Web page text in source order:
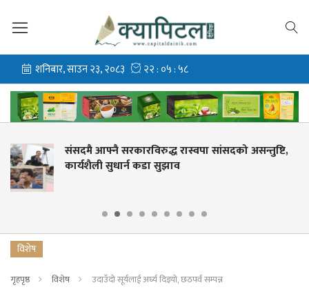
रास्वपा सांसदको असन्तुष्टि,
सुझाव
संसदमा हर्कराज
विशेष
गृहपृष्ठ विशेष उदाउँदो सूर्यलाई अर्घ्य दिइयो, छठपर्व सम्पन्न